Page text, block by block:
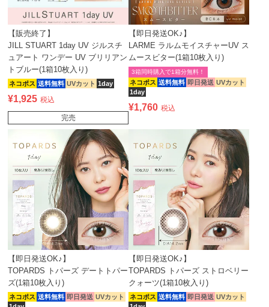
【販売終了】
JILL STUART 1day UV ジルスチ
ュアート ワンデー UV ブリリアン
トブルー(1箱10枚入り)
ネコポス 送料無料 UVカット 1day
¥1,925 税込
完売
【即日発送OK♪】
LARME ラルムモイスチャーUV ス
ムースビター(1箱10枚入り)
ネコポス 送料無料 即日発送 UVカット
1day
3箱同時購入で1箱分無料！
¥1,760 税込
【即日発送OK♪】
TOPARDS トパーズ デートトパー
ズ(1箱10枚入り)
ネコポス 送料無料 即日発送 UVカット
【即日発送OK♪】
TOPARDS トパーズ ストロベリー
クォーツ(1箱10枚入り)
ネコポス 送料無料 即日発送 UVカット